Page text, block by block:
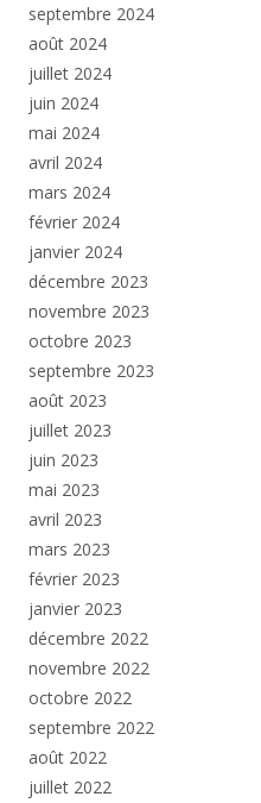
septembre 2024
août 2024
juillet 2024
juin 2024
mai 2024
avril 2024
mars 2024
février 2024
janvier 2024
décembre 2023
novembre 2023
octobre 2023
septembre 2023
août 2023
juillet 2023
juin 2023
mai 2023
avril 2023
mars 2023
février 2023
janvier 2023
décembre 2022
novembre 2022
octobre 2022
septembre 2022
août 2022
juillet 2022